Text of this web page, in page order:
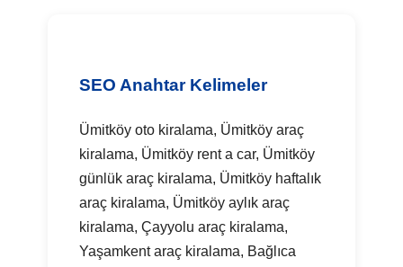
SEO Anahtar Kelimeler
Ümitköy oto kiralama, Ümitköy araç
kiralama, Ümitköy rent a car, Ümitköy
günlük araç kiralama, Ümitköy haftalık
araç kiralama, Ümitköy aylık araç
kiralama, Çayyolu araç kiralama,
Yaşamkent araç kiralama, Bağlıca